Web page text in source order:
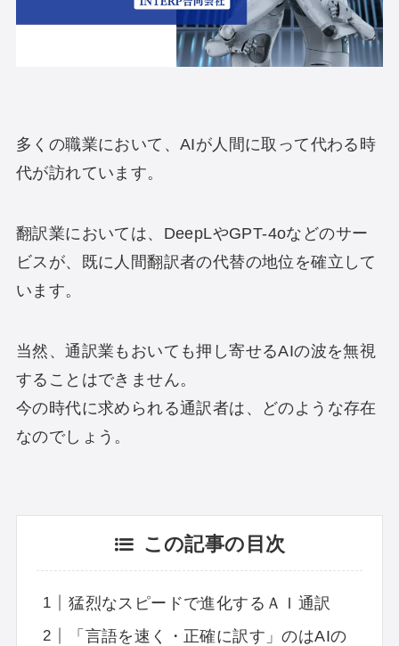
多くの職業において、AIが人間に取って代わる時
代が訪れています。
翻訳業においては、DeepLやGPT-4oなどのサー
ビスが、既に人間翻訳者の代替の地位を確立して
います。
当然、通訳業もおいても押し寄せるAIの波を無視
することはできません。
今の時代に求められる通訳者は、どのような存在
なのでしょう。
この記事の目次
猛烈なスピードで進化するＡＩ通訳
「言語を速く・正確に訳す」のはAIの